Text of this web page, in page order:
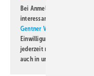
Bei Anmeldung zu diesem
interessante Verlags- und
Gentner Verlag GmbH & Co.
Einwilligung kann ich
jederzeit möglich.
auch in unserer